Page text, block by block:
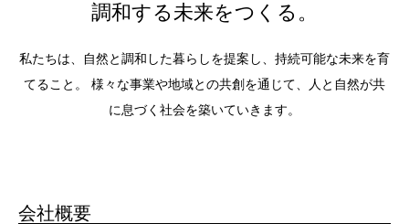
調和する未来をつくる。
私たちは、自然と調和した暮らしを提案し、持続可能な未来を育
てること。 様々な事業や地域との共創を通じて、人と自然が共
に息づく社会を築いていきます。
会社概要